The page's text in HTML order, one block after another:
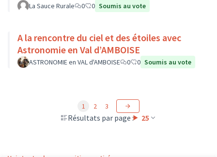
La Sauce Rurale 0 0 Soumis au vote
A la rencontre du ciel et des étoiles avec
Astronomie en Val d’AMBOISE
ASTRONOMIE en VAL d'AMBOISE 0 0 Soumis au vote
Résultats par page : 25
1 2 3